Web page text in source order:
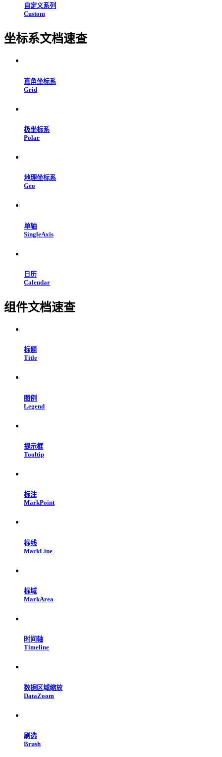
自定义系列
Custom
坐标系文档速查
直角坐标系
Grid
极坐标系
Polar
地理坐标系
Geo
单轴
SingleAxis
日历
Calendar
组件文档速查
标题
Title
图例
Legend
提示框
Tooltip
标注
MarkPoint
标线
MarkLine
标域
MarkArea
时间轴
Timeline
数据区域缩放
DataZoom
刷选
Brush